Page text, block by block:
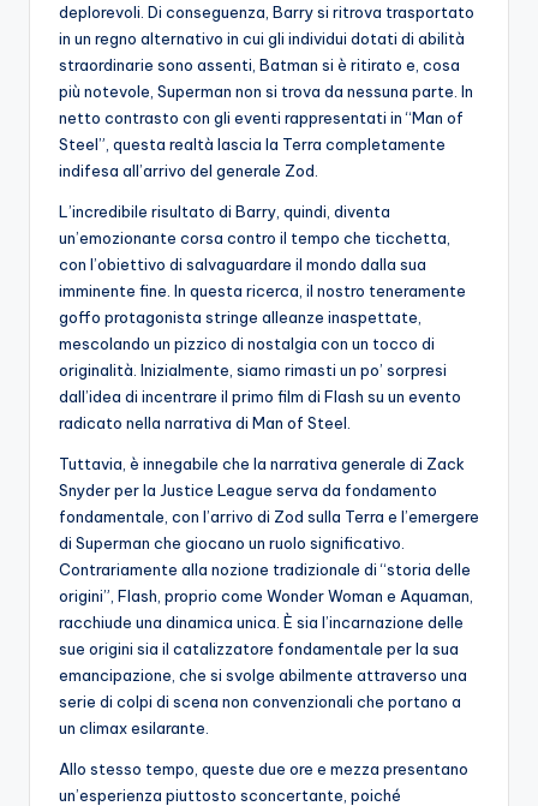
deplorevoli. Di conseguenza, Barry si ritrova trasportato
in un regno alternativo in cui gli individui dotati di abilità
straordinarie sono assenti, Batman si è ritirato e, cosa
più notevole, Superman non si trova da nessuna parte. In
netto contrasto con gli eventi rappresentati in “Man of
Steel”, questa realtà lascia la Terra completamente
indifesa all’arrivo del generale Zod.
L’incredibile risultato di Barry, quindi, diventa
un’emozionante corsa contro il tempo che ticchetta,
con l’obiettivo di salvaguardare il mondo dalla sua
imminente fine. In questa ricerca, il nostro teneramente
goffo protagonista stringe alleanze inaspettate,
mescolando un pizzico di nostalgia con un tocco di
originalità. Inizialmente, siamo rimasti un po’ sorpresi
dall’idea di incentrare il primo film di Flash su un evento
radicato nella narrativa di Man of Steel.
Tuttavia, è innegabile che la narrativa generale di Zack
Snyder per la Justice League serva da fondamento
fondamentale, con l’arrivo di Zod sulla Terra e l’emergere
di Superman che giocano un ruolo significativo.
Contrariamente alla nozione tradizionale di “storia delle
origini”, Flash, proprio come Wonder Woman e Aquaman,
racchiude una dinamica unica. È sia l’incarnazione delle
sue origini sia il catalizzatore fondamentale per la sua
emancipazione, che si svolge abilmente attraverso una
serie di colpi di scena non convenzionali che portano a
un climax esilarante.
Allo stesso tempo, queste due ore e mezza presentano
un’esperienza piuttosto sconcertante, poiché